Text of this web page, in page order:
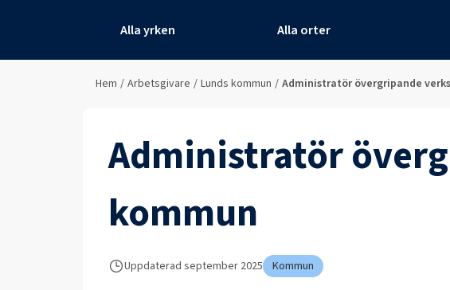
Alla yrken Alla orter
Hem / Arbetsgivare / Lunds kommun / Administratör övergripande
Administratör
kommun
Uppdaterad september 2025 Kommun